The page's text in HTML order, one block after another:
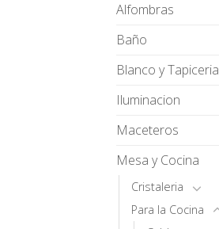
Alfombras
Baño
Blanco y Tapiceria
Iluminacion
Maceteros
Mesa y Cocina
Cristaleria
Para la Cocina